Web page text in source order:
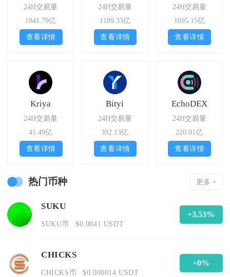
24H交易量
1841.79亿
查看详情
24H交易量
1189.33亿
查看详情
24H交易量
1695.15亿
查看详情
Kriya
24H交易量
41.49亿
查看详情
Bityi
24H交易量
392.13亿
查看详情
EchoDEX
24H交易量
220.01亿
查看详情
热门币种 更多 +
SUKU
SUKU币 $0.0041 USDT
+3.53%
CHICKS
CHICKS币 $0.000014 USDT
+0%